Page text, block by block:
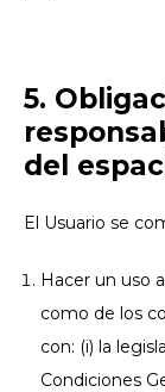
5.
del
El Usuario se
Hacer un uso
como de los
con: (i) la
Condiciones